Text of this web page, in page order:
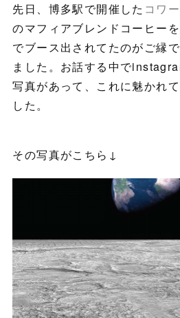
先日、博多駅で開催した コワ
のマフィアブレンドコーヒー
でブース出されてたのがご縁
ました。お話する中で
写真があって、これに魅かれ
した。
その写真がこちら↓